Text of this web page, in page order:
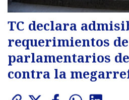
TC declara
requerimientos de
parlamentarios
contra la